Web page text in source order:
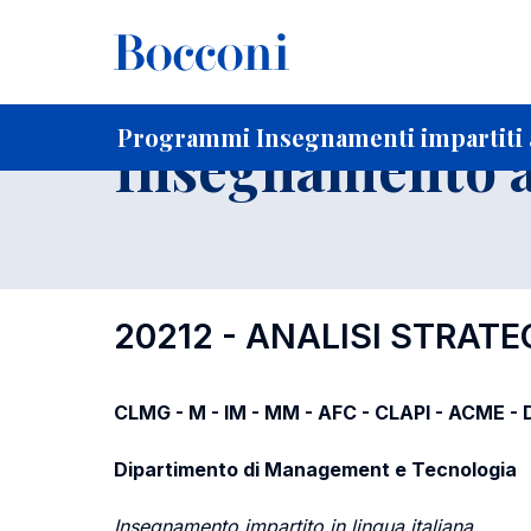
Programmi Insegnamenti impartiti
Home Per studenti iscritti
Insegnamento
20212 - ANALISI
CLMG - M - IM - MM - AFC - CLAPI - ACME -
Dipartimento di Management e Tecnologia
Insegnamento impartito in lingua italiana